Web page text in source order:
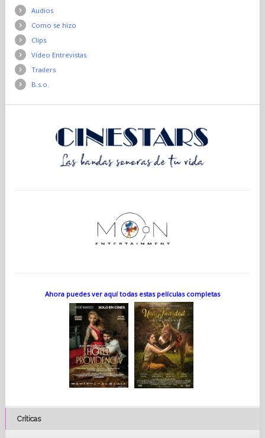
Audios
Como se hizo
Clips
Vídeo Entrevistas
Trailers
B.s.o.
Ahora puedes ver aquí todas estas películas completas
Críticas